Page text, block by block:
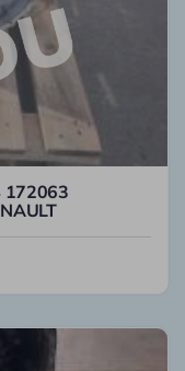
172063